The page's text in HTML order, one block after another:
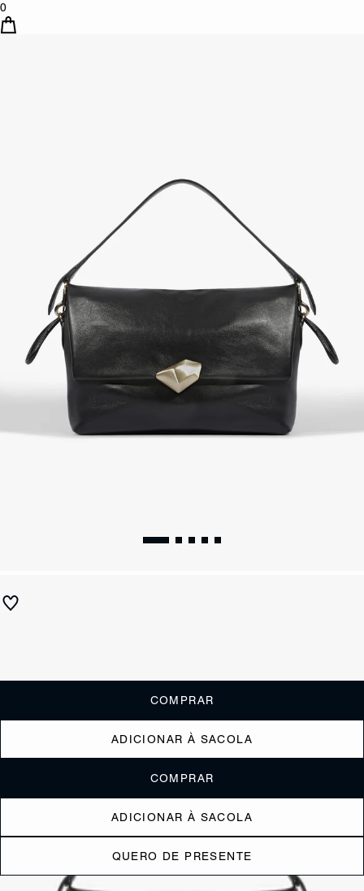
0
COMPRAR
ADICIONAR À SACOLA
COMPRAR
ADICIONAR À SACOLA
QUERO DE PRESENTE
Verificar disponibilidade nas lojas próximas a você